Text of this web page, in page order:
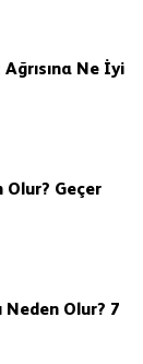
Ne İyi
Olur? Geçer
Neden Olur? 7